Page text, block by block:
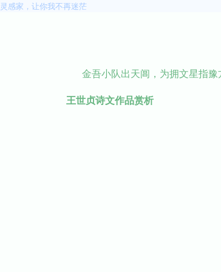
灵感家，让你我不再迷茫
金吾小队出天阊，为拥文星指
王世贞诗文作品赏析